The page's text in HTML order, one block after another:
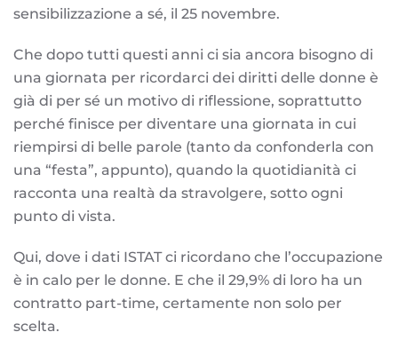
sensibilizzazione a sé, il 25 novembre.
Che dopo tutti questi anni ci sia ancora bisogno di
una giornata per ricordarci dei diritti delle donne è
già di per sé un motivo di riflessione, soprattutto
perché finisce per diventare una giornata in cui
riempirsi di belle parole (tanto da confonderla con
una “festa”, appunto), quando la quotidianità ci
racconta una realtà da stravolgere, sotto ogni
punto di vista.
Qui, dove i dati ISTAT ci ricordano che l’occupazione
è in calo per le donne. E che il 29,9% di loro ha un
contratto part-time, certamente non solo per
scelta.